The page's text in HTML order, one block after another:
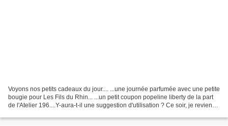
Voyons nos petits cadeaux du jour.... ...une journée parfumée avec une petite
bougie pour Les Fils du Rhin... ...un petit coupon popeline liberty de la part
de l'Atelier 196....Y-aura-t-il une suggestion d'utilisation ? Ce soir, je reviens